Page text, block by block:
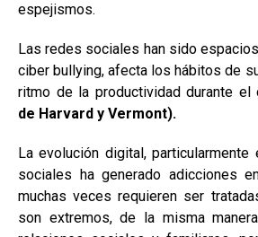
espejismos.
Las redes sociales han sido
ciber bullying, afecta los hábitos de
ritmo de la productividad durante el
de Harvard y Vermont).
La evolución digital,
sociales ha generado adicciones
muchas veces requieren ser
son extremos, de la misma